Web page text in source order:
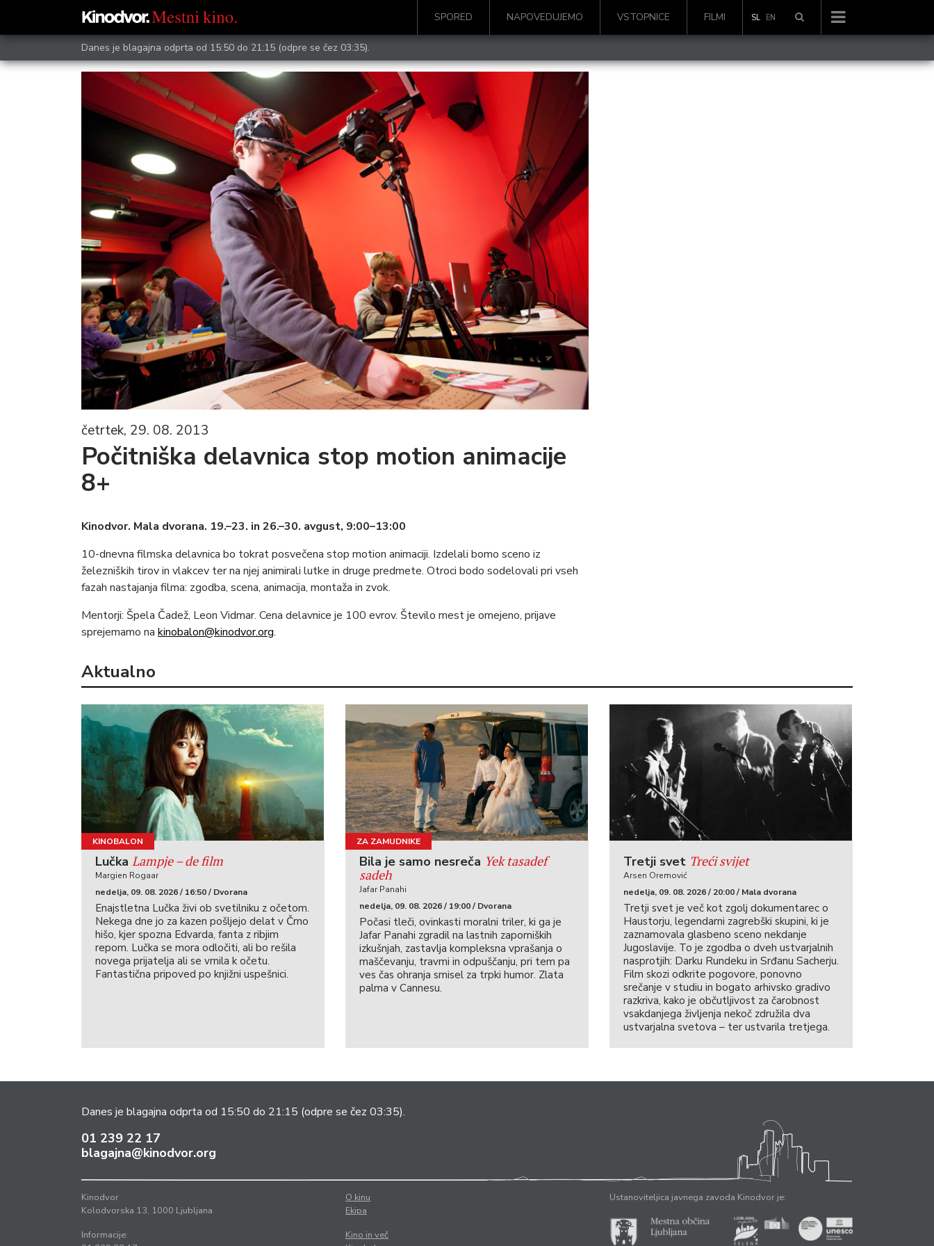
SPORED NAPOVEDUJEMO VSTOPNICE FILMI SL EN
Danes je blagajna odprta od 15:50 do 21:15 (odpre se čez 03:35).
četrtek, 29. 08. 2013
Počitniška delavnica stop motion animacije
8+
Kinodvor. Mala dvorana. 19.–23. in 26.–30. avgust, 9:00–13:00
10-dnevna filmska delavnica bo tokrat posvečena stop motion animaciji. Izdelali bomo sceno iz
železniških tirov in vlakcev ter na njej animirali lutke in druge predmete. Otroci bodo sodelovali pri vseh
fazah nastajanja filma: zgodba, scena, animacija, montaža in zvok.
Mentorji: Špela Čadež, Leon Vidmar. Cena delavnice je 100 evrov. Število mest je omejeno, prijave
sprejemamo na kinobalon@kinodvor.org.
Aktualno
KINOBALON
Lučka Lampje – de film
Margien Rogaar
nedelja, 09. 08. 2026 / 16:50 / Dvorana
Enajstletna Lučka živi ob svetilniku z očetom.
Nekega dne jo za kazen pošljejo delat v Črno
hišo, kjer spozna Edvarda, fanta z ribjim
repom. Lučka se mora odločiti, ali bo rešila
novega prijatelja ali se vrnila k očetu.
Fantastična pripoved po knjižni uspešnici.
ZA ZAMUDNIKE
Bila je samo nesreča Yek tasadef
sadeh
Jafar Panahi
nedelja, 09. 08. 2026 / 19:00 / Dvorana
Počasi tleči, ovinkasti moralni triler, ki ga je
Jafar Panahi zgradil na lastnih zaporniških
izkušnjah, zastavlja kompleksna vprašanja o
maščevanju, travmi in odpuščanju, pri tem pa
ves čas ohranja smisel za trpki humor. Zlata
palma v Cannesu.
Tretji svet Treći svijet
Arsen Oremović
nedelja, 09. 08. 2026 / 20:00 / Mala dvorana
Tretji svet je več kot zgolj dokumentarec o
Haustorju, legendarni zagrebški skupini, ki je
zaznamovala glasbeno sceno nekdanje
Jugoslavije. To je zgodba o dveh ustvarjalnih
nasprotjih: Darku Rundeku in Srđanu Sacherju.
Film skozi odkrite pogovore, ponovno
srečanje v studiu in bogato arhivsko gradivo
razkriva, kako je občutljivost za čarobnost
vsakdanjega življenja nekoč združila dva
ustvarjalna svetova – ter ustvarila tretjega.
Danes je blagajna odprta od 15:50 do 21:15 (odpre se čez 03:35).
01 239 22 17
blagajna@kinodvor.org
Kinodvor
Kolodvorska 13, 1000 Ljubljana
Informacije:
O kinu
Ekipa
Kino in več
Ustanoviteljica javnega zavoda Kinodvor je: